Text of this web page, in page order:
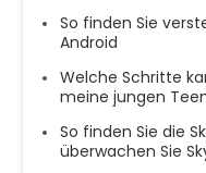
So finden Sie
Android
Welche Schritte
meine jungen
So finden Sie die
überwachen Sie